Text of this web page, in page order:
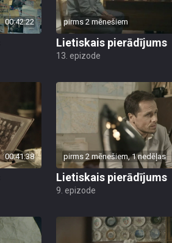
00:42:22 pirms 2 mēnešiem
Lietiskais pierādījums
13. epizode
00:41:38 pirms 2 mēnešiem, 1 nedēļas
Lietiskais pierādījums
9. epizode